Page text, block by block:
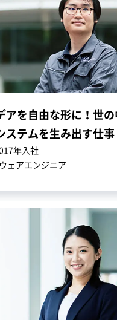
アを自由な形に！世
ステムを生み出す仕事
年入社
ェアエンジニア